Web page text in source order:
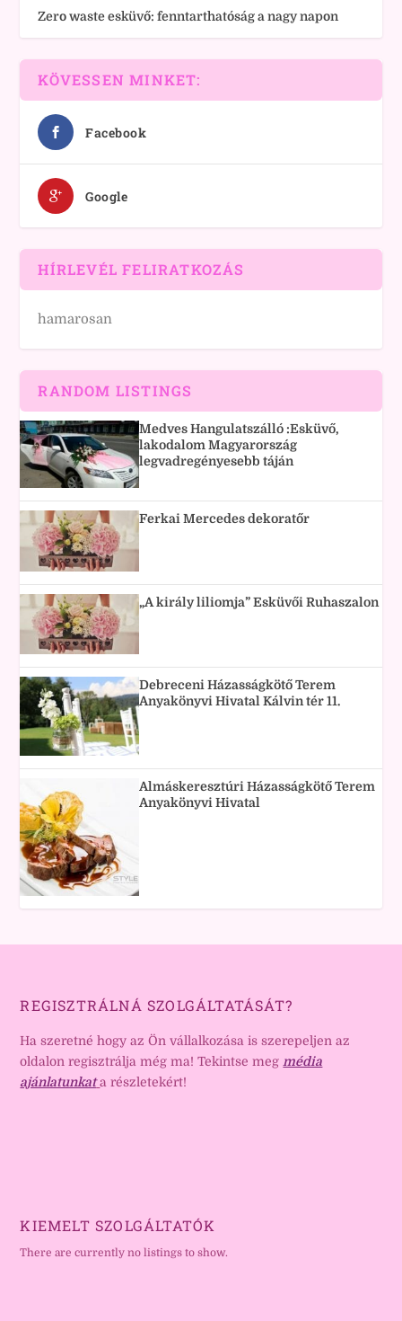
Zero waste esküvő: fenntarthatóság a nagy napon
KÖVESSEN MINKET:
Facebook
Google
HÍRLEVÉL FELIRATKOZÁS
hamarosan
RANDOM LISTINGS
Medves Hangulatszálló :Esküvő,
lakodalom Magyarország
legvadregényesebb táján
Ferkai Mercedes dekoratőr
„A király liliomja” Esküvői Ruhaszalon
Debreceni Házasságkötő Terem
Anyakönyvi Hivatal Kálvin tér 11.
Almáskeresztúri Házasságkötő Terem
Anyakönyvi Hivatal
REGISZTRÁLNÁ SZOLGÁLTATÁSÁT?
Ha szeretné hogy az Ön vállalkozása is szerepeljen az
oldalon regisztrálja még ma! Tekintse meg média
ajánlatunkat a részletekért!
KIEMELT SZOLGÁLTATÓK
There are currently no listings to show.